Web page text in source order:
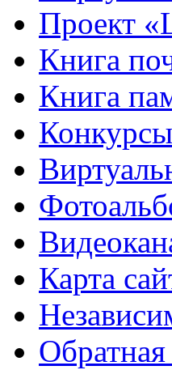
Проект
Книга
Книга
Конкурсы
Карта
Обратная